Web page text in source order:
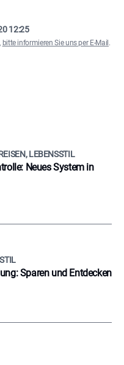
12:25
bitte informieren Sie uns per E-Mail .
LEBENSSTIL
Neues System in
Sparen und Entdecken